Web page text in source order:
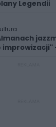
Legendii
improwizacji"